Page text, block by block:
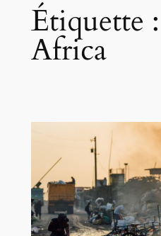
Étiquette :
Africa